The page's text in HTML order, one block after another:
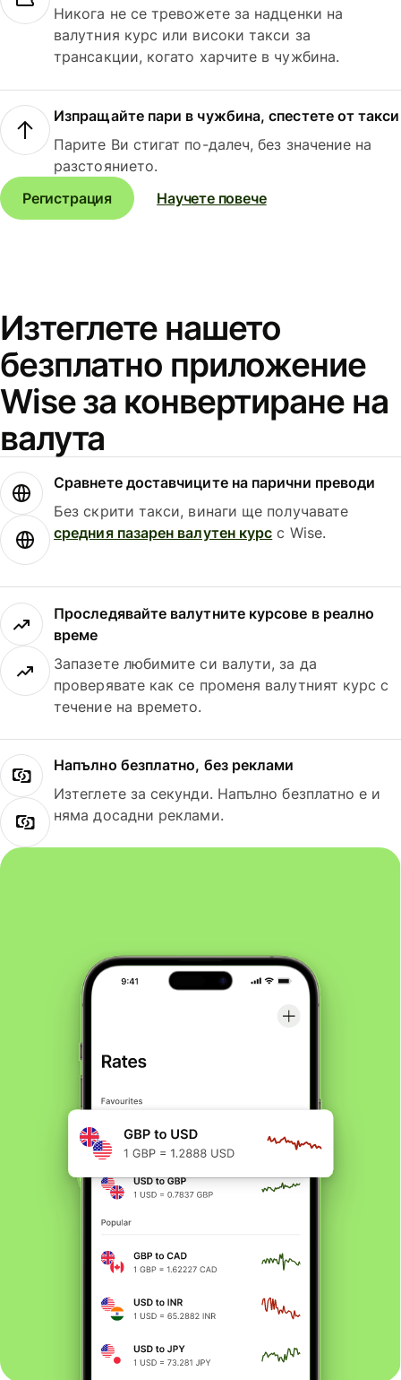
Никога не се тревожете за надценки на
валутния курс или високи такси за
трансакции, когато харчите в чужбина.
Изпращайте пари в чужбина, спестете от такси
Парите Ви стигат по-далеч, без значение на
разстоянието.
Регистрация
Научете повече
Изтеглете нашето
безплатно приложение
Wise за конвертиране на
валута
Сравнете доставчиците на парични преводи
Без скрити такси, винаги ще получавате
средния пазарен валутен курс с Wise.
Проследявайте валутните курсове в реално
време
Запазете любимите си валути, за да
проверявате как се променя валутният курс с
течение на времето.
Напълно безплатно, без реклами
Изтеглете за секунди. Напълно безплатно е и
няма досадни реклами.